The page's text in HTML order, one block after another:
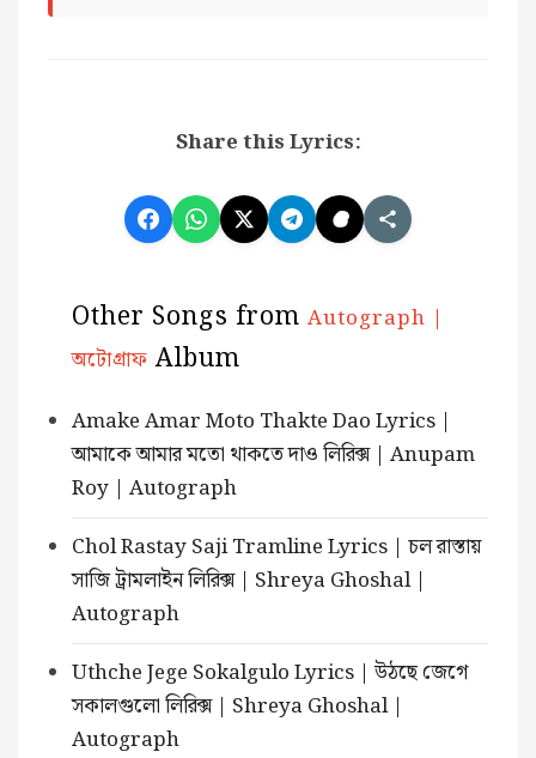
Share this Lyrics:
Other Songs from Autograph |
অটোগ্রাফ Album
Amake Amar Moto Thakte Dao Lyrics |
আমাকে আমার মতো থাকতে দাও লিরিক্স | Anupam
Roy | Autograph
Chol Rastay Saji Tramline Lyrics | চল রাস্তায়
সাজি ট্রামলাইন লিরিক্স | Shreya Ghoshal |
Autograph
Uthche Jege Sokalgulo Lyrics | উঠছে জেগে
সকালগুলো লিরিক্স | Shreya Ghoshal |
Autograph